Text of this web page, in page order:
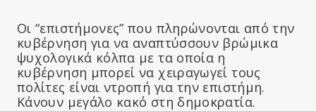
Οι “επιστήμονες” που πληρώνονται από την
κυβέρνηση για να αναπτύσσουν βρώμικα
ψυχολογικά κόλπα με τα οποία η
κυβέρνηση μπορεί να χειραγωγεί τους
πολίτες είναι ντροπή για την επιστήμη.
Κάνουν μεγάλο κακό στη δημοκρατία.